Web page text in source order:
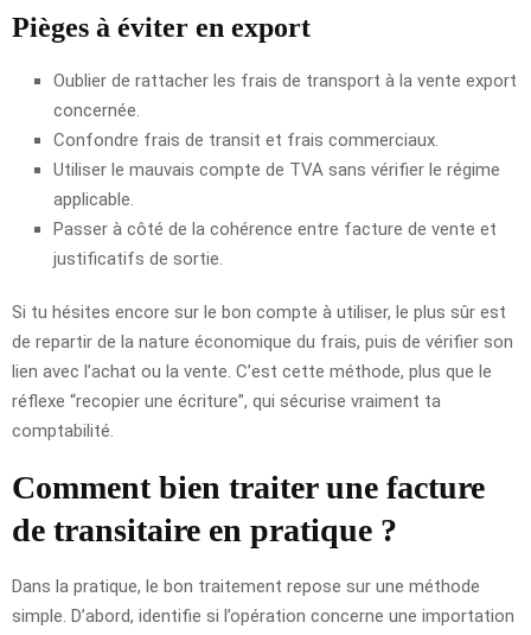
Pièges à éviter en export
Oublier de rattacher les frais de transport à la vente export
concernée.
Confondre frais de transit et frais commerciaux.
Utiliser le mauvais compte de TVA sans vérifier le régime
applicable.
Passer à côté de la cohérence entre facture de vente et
justificatifs de sortie.
Si tu hésites encore sur le bon compte à utiliser, le plus sûr est
de repartir de la nature économique du frais, puis de vérifier son
lien avec l’achat ou la vente. C’est cette méthode, plus que le
réflexe “recopier une écriture”, qui sécurise vraiment ta
comptabilité.
Comment bien traiter une facture
de transitaire en pratique ?
Dans la pratique, le bon traitement repose sur une méthode
simple. D’abord, identifie si l’opération concerne une importation